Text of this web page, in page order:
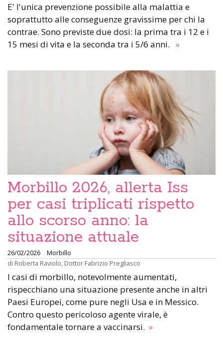
E' l'unica prevenzione possibile alla malattia e
soprattutto alle conseguenze gravissime per chi la
contrae. Sono previste due dosi: la prima tra i 12 e i
15 mesi di vita e la seconda tra i 5/6 anni. »
Morbillo 2026, allerta Iss
per casi triplicati rispetto
allo scorso anno: la
situazione attuale
26/02/2026
Morbillo
di Roberta Raviolo, Dottor Fabrizio Pregliasco
I casi di morbillo, notevolmente aumentati,
rispecchiano una situazione presente anche in altri
Paesi Europei, come pure negli Usa e in Messico.
Contro questo pericoloso agente virale, è
fondamentale tornare a vaccinarsi. »